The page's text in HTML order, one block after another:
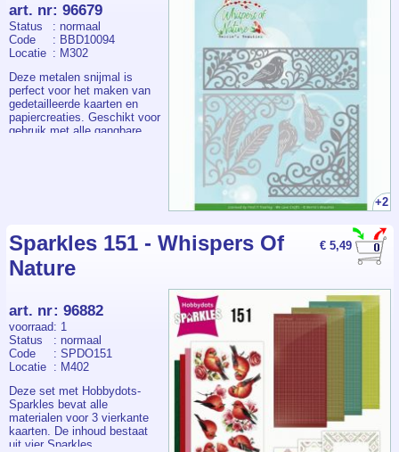
+2
art. nr: 96679
Status
: normaal
Code
: BBD10094
Locatie : M302
Deze metalen snijmal is
perfect voor het maken van
gedetailleerde kaarten en
papiercreaties. Geschikt voor
gebruik met alle gangbare
ontwerpmogelijkheden hebt.
€ 5,49
Sparkles 151 - Whispers Of
Nature
art. nr: 96882
voorraad: 1
Status
: normaal
Code
: SPDO151
Locatie : M402
Deze set met Hobbydots-
Sparkles bevat alle
materialen voor 3 vierkante
kaarten. De inhoud bestaat
uit vier Sparkles